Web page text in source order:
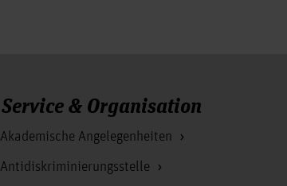
Service & Organisation
Akademische Angelegenheiten
Antidiskriminierungsstelle